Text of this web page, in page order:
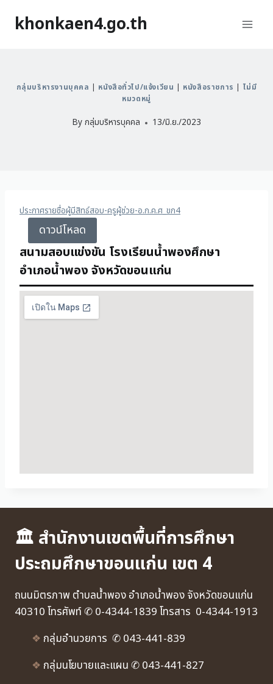
khonkaen4.go.th
กลุ่มบริหารงานบุคคล | หนังสือทั่วไป/แจ้งเวียน | หนังสือราชการ | ไม่มี
หมวดหมู่
By กลุ่มบริหารบุคคล 13/มิ.ย./2023
ประกาศรายชื่อผู้มีสิทธ์สอบ-ครูผู้ช่วย-อ.ก.ค.ศ_ขก4
ดาวน์โหลด
สนามสอบแข่งขัน โรงเรียนน้ำพองศึกษา
อำเภอน้ำพอง จังหวัดขอนแก่น
🏛 สำนักงานเขตพื้นที่การศึกษา
ประถมศึกษาขอนแก่น เขต 4
ถนนมิตรภาพ ตำบลน้ำพอง อำเภอน้ำพอง จังหวัดขอนแก่น
40310 โทรศัพท์ ✆ 0-4344-1839 โทรสาร 0-4344-1913
❖ กลุ่มอำนวยการ ✆ 043-441-839
❖ กลุ่มนโยบายและแผน ✆ 043-441-827